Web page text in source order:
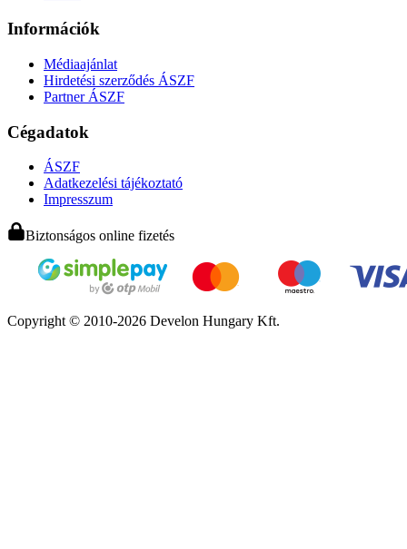
Információk
Médiaajánlat
Hirdetési szerződés ÁSZF
Partner ÁSZF
Cégadatok
ÁSZF
Adatkezelési tájékoztató
Impresszum
Biztonságos online fizetés
Copyright © 2010-2026 Develon Hungary Kft.